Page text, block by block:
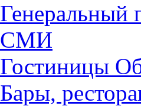
Генеральный
СМИ
Гостиницы
Бары,